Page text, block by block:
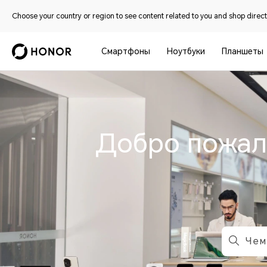
Choose your country or region to see content related to you and shop
Смартфоны Ноутбуки Планшеты
Добро